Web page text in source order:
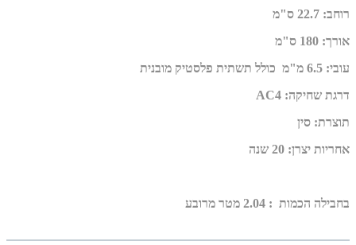
רוחב: 22.7 ס"מ
אורך: 180 ס"מ
עובי: 6.5 מ"מ
כולל תשתית פלסטיק מובנית
דרגת שחיקה:
AC4
תוצרת: סין
אחריות יצרן: 20 שנה
בחבילה הכמות : 2.04 מטר מרובע